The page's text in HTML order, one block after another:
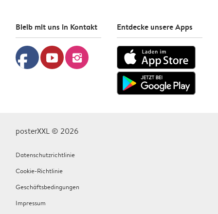
Bleib mit uns in Kontakt
facebook youtube instagram
Entdecke unsere Apps
posterXXL © 2026
Datenschutzrichtlinie
Cookie-Richtlinie
Geschäftsbedingungen
Impressum